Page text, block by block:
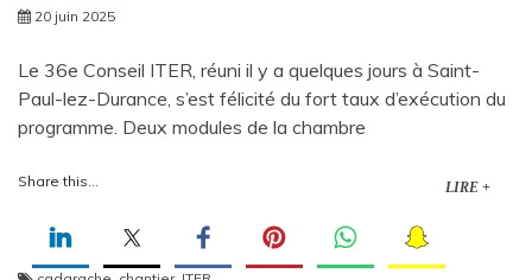
20 juin 2025
Le 36e Conseil ITER, réuni il y a quelques jours à Saint-
Paul-lez-Durance, s’est félicité du fort taux d’exécution du
programme. Deux modules de la chambre
Share this... LIRE +